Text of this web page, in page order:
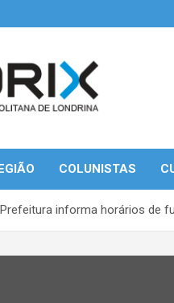
COLUNISTAS
Prefeitura informa horários de